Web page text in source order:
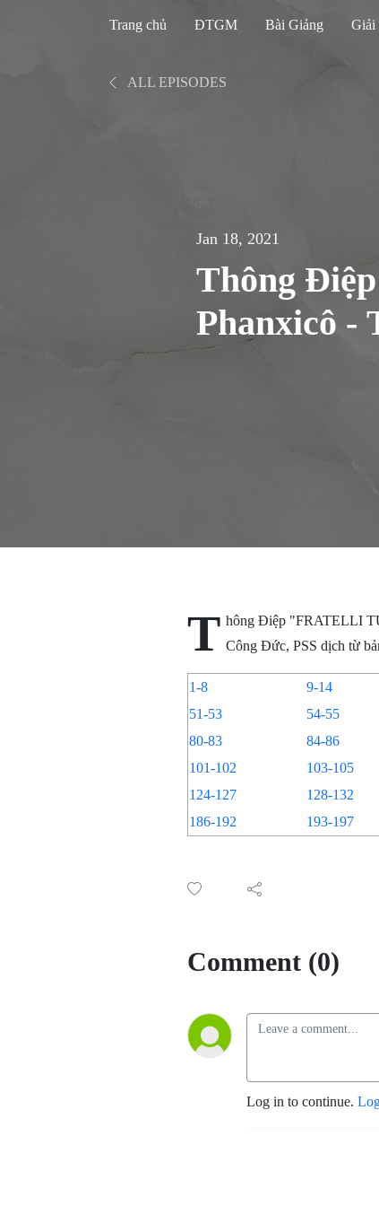
Trang chủ ĐTGM Bài Giảng Giải
ALL EPISODES
Jan 18, 2021
Thông
Phanxicô -
T hông Điệp "FRATELLI
Công Đức, PSS dịch từ
1-8 9-14
51-53
54-55
80-83
84-86
101-102
103-105
124-127
128-132
186-192
193-197
Comment (0)
Log in to continue.